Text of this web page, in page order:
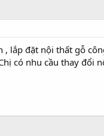
, lắp đặt nội thất gỗ
có nhu cầu thay đổi